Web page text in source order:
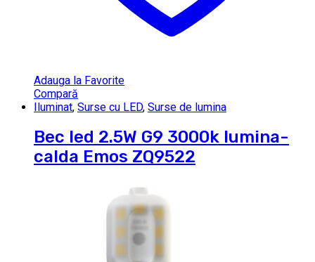
Adauga la Favorite
Compară
Iluminat, Surse cu LED, Surse de lumina
Bec led 2.5W G9 3000k lumina-
calda Emos ZQ9522